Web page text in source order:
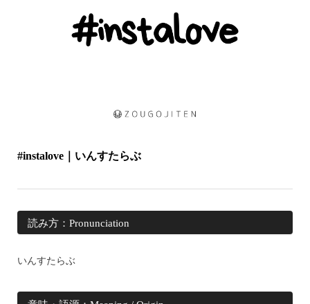
#instalove｜いんすたらぶ
読み方：Pronunciation
いんすたらぶ